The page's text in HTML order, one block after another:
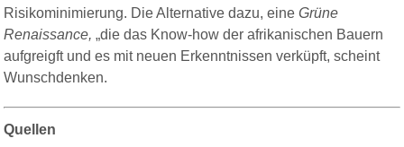
Risikominimierung. Die Alternative dazu, eine Grüne
Renaissance, „die das Know-how der afrikanischen Bauern
aufgreigft und es mit neuen Erkenntnissenverküpft, scheint
Wunschdenken.
Quellen